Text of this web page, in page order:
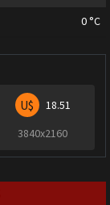
0 °C
U$
18.51
3840x2160